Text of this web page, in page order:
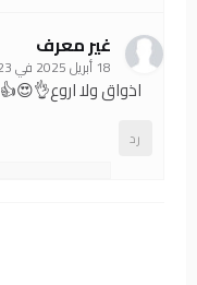
غير معرف
18 أبريل 2025 في 8:23 م
اذواق ولا اروع👌😍👍
رد